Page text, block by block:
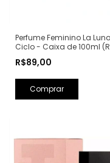
Perfume Feminino La Luna
Ciclo - Caixa de 100ml
Lancôme)
R$89,00